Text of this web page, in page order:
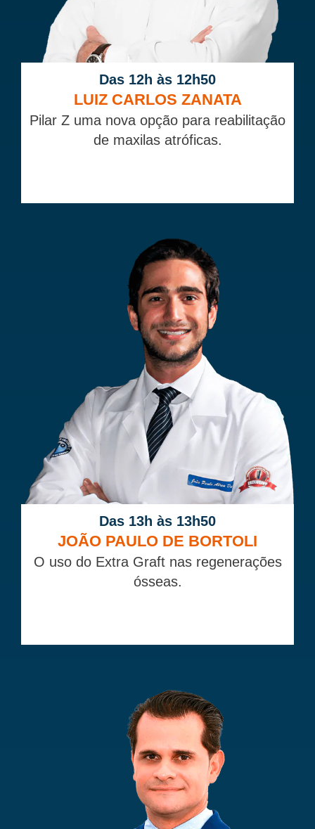
Das 12h às 12h50
LUIZ CARLOS ZANATA
Pilar Z uma nova opção para reabilitação
de maxilas atróficas.
Das 13h às 13h50
JOÃO PAULO DE BORTOLI
O uso do Extra Graft nas regenerações
ósseas.